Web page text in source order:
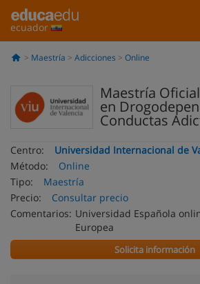
ecuador
Maestría Adicciones Online
Maestría
en
Conductas
Centro:
Universidad Internacional de
Método:
Online
Tipo:
Maestría
Precio:
Consultar precio
Comentarios: Universidad Española
Europea
Solicita información